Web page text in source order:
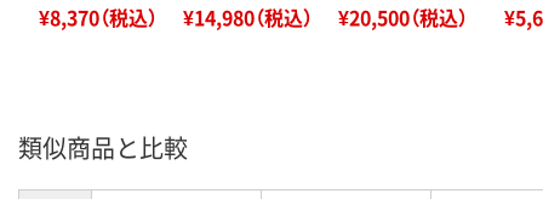
¥8,370（税込） ¥14,980（税込） ¥20,500（税込）
類似商品と比較